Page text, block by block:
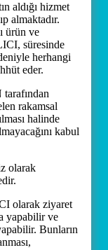
aldığı hizmet
almaktadır.
ürün ve
süresinde
herhangi
eder.
rakamsal
halinde
kabul
olarak
olarak ziyaret
yapabilir ve
Bunların